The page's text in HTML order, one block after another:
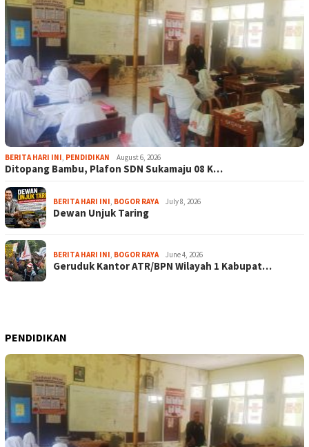
BERITA HARI INI PENDIDIKAN August 6, 2026
Ditopang Bambu, Plafon SDN Sukamaju 08 K…
BERITA HARI INI BOGOR RAYA July 8, 2026
Dewan Unjuk Taring
BERITA HARI INI BOGOR RAYA June 4, 2026
Geruduk Kantor ATR/BPN Wilayah 1 Kabupat…
PENDIDIKAN